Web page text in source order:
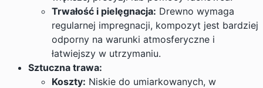
Trwałość i pielęgnacja: Drewno wymaga
regularnej impregnacji, kompozyt jest bardziej
odporny na warunki atmosferyczne i
łatwiejszy w utrzymaniu.
Sztuczna trawa:
Koszty: Niskie do umiarkowanych, w